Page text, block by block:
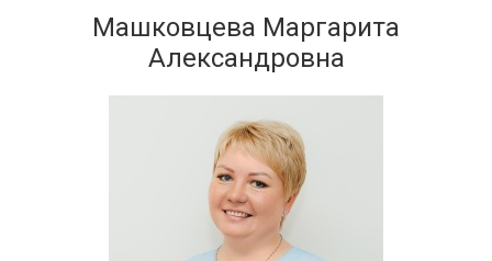
Машковцева Маргарита
Александровна